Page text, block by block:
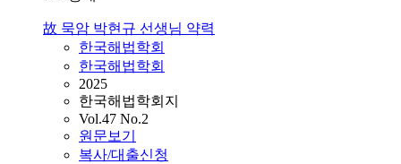
故 묵암 박현규 선생님 약력
한국해법학회
한국해법학회
2025
한국해법학회지
Vol.47 No.2
원문보기
복사/대출신청